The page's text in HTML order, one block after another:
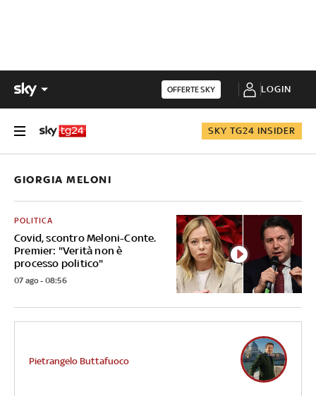
OFFERTE SKY LOGIN
SKY TG24 INSIDER
GIORGIA MELONI
Covid, scontro Meloni-Conte.
Premier: "Verità non è
processo politico"
POLITICA
07 ago - 08:56
Pietrangelo Buttafuoco